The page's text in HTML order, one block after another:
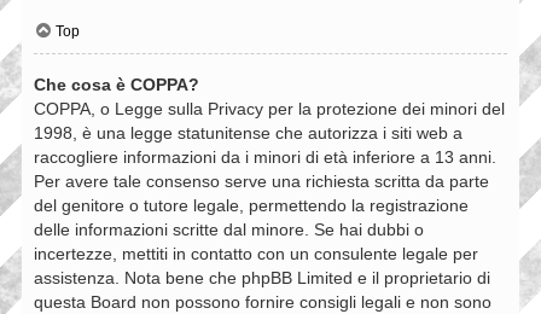
Top
Che cosa è COPPA?
COPPA, o Legge sulla Privacy per la protezione dei minori del
1998, è una legge statunitense che autorizza i siti web a
raccogliere informazioni da i minori di età inferiore a 13 anni.
Per avere tale consenso serve una richiesta scritta da parte
del genitore o tutore legale, permettendo la registrazione
delle informazioni scritte dal minore. Se hai dubbi o
incertezze, mettiti in contatto con un consulente legale per
assistenza. Nota bene che phpBB Limited e il proprietario di
questa Board non possono fornire consigli legali e non sono